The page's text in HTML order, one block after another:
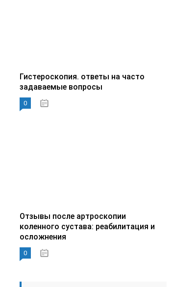
Гистероскопия. ответы на часто
задаваемые вопросы
0
Отзывы после артроскопии
коленного сустава: реабилитация и
осложнения
0